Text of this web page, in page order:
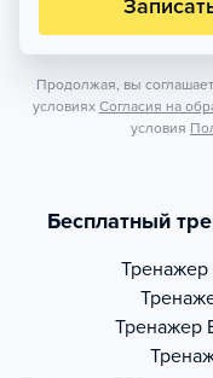
Продолжая, вы
условиях Согласия на
условия
Бесплатный
Тренажер
Тренажер